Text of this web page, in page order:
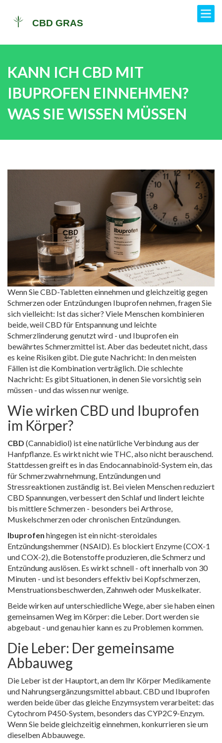
KANN ICH CBD MIT
IBUPROFEN EINNEHMEN?
WAS SIE WISSEN MÜSSEN
Wenn Sie CBD-Tabletten einnehmen und gleichzeitig gegen
Schmerzen oder Entzündungen Ibuprofen nehmen, fragen Sie
sich vielleicht: Ist das sicher? Viele Menschen kombinieren
beide, weil CBD für Entspannung und leichte
Schmerzlinderung genutzt wird - und Ibuprofen ein
bewährtes Schmerzmittel ist. Aber das bedeutet nicht, dass
es keine Risiken gibt. Die gute Nachricht: In den meisten
Fällen ist die Kombination verträglich. Die schlechte
Nachricht: Es gibt Situationen, in denen Sie vorsichtig sein
müssen - und das wissen nur wenige.
Wie wirken CBD und Ibuprofen
im Körper?
CBD (Cannabidiol) ist eine natürliche Verbindung aus der
Hanfpflanze. Es wirkt nicht wie THC, also nicht berauschend.
Stattdessen greift es in das Endocannabinoïd-System ein, das
für Schmerzwahrnehmung, Entzündungen und
Stressreaktionen zuständig ist. Bei vielen Menschen reduziert
CBD Spannungen, verbessert den Schlaf und lindert leichte
bis mittlere Schmerzen - besonders bei Arthrose,
Muskelschmerzen oder chronischen Entzündungen.
Ibuprofen hingegen ist ein nicht-steroidales
Entzündungshemmer (NSAID). Es blockiert Enzyme (COX-1
und COX-2), die Botenstoffe produzieren, die Schmerz und
Entzündung auslösen. Es wirkt schnell - oft innerhalb von 30
Minuten - und ist besonders effektiv bei Kopfschmerzen,
Menstruationsbeschwerden, Zahnweh oder Muskelkater.
Beide wirken auf unterschiedliche Wege, aber sie haben einen
gemeinsamen Weg im Körper: die Leber. Dort werden sie
abgebaut - und genau hier kann es zu Problemen kommen.
Die Leber: Der gemeinsame
Abbauweg
Die Leber ist der Hauptort, an dem Ihr Körper Medikamente
und Nahrungsergänzungsmittel abbaut. CBD und Ibuprofen
werden beide über das gleiche Enzymsystem verarbeitet: das
Cytochrom P450-System, besonders das CYP2C9-Enzym.
Wenn Sie beide gleichzeitig einnehmen, konkurrieren sie um
dieselben Abbauwege.